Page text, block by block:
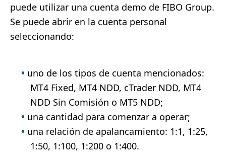
puede utilizar una cuenta demo de FIBO Group.
Se puede abrir en la cuenta personal
seleccionando:
uno de los tipos de cuenta mencionados:
MT4 Fixed, MT4 NDD, cTrader NDD, MT4
NDD Sin Comisión o MT5 NDD;
una cantidad para comenzar a operar;
una relación de apalancamiento: 1:1, 1:25,
1:50, 1:100, 1:200 o 1:400.